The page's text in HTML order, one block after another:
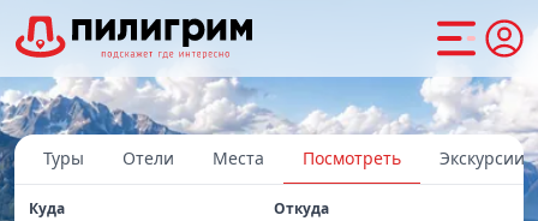
Туры Отели Места Посмотреть Экскурсии
Куда Откуда